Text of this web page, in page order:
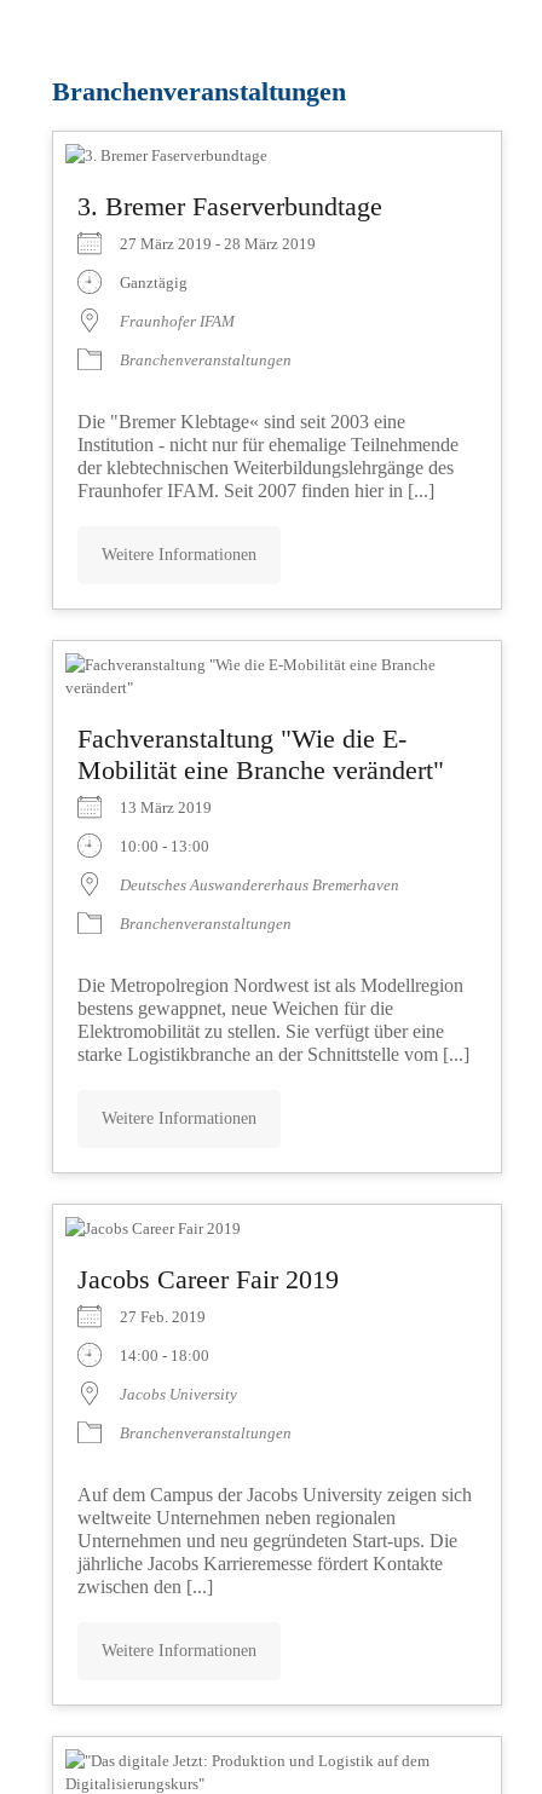
Branchenveranstaltungen
3. Bremer Faserverbundtage
27 März 2019 - 28 März 2019
Ganztägig
Fraunhofer IFAM
Branchenveranstaltungen
Die "Bremer Klebtage« sind seit 2003 eine
Institution - nicht nur für ehemalige Teilnehmende
der klebtechnischen Weiterbildungslehrgänge des
Fraunhofer IFAM. Seit 2007 finden hier in [...]
Weitere Informationen
Fachveranstaltung "Wie die E-
Mobilität eine Branche verändert"
13 März 2019
10:00 - 13:00
Deutsches Auswandererhaus Bremerhaven
Branchenveranstaltungen
Die Metropolregion Nordwest ist als Modellregion
bestens gewappnet, neue Weichen für die
Elektromobilität zu stellen. Sie verfügt über eine
starke Logistikbranche an der Schnittstelle vom [...]
Weitere Informationen
Jacobs Career Fair 2019
27 Feb. 2019
14:00 - 18:00
Jacobs University
Branchenveranstaltungen
Auf dem Campus der Jacobs University zeigen sich
weltweite Unternehmen neben regionalen
Unternehmen und neu gegründeten Start-ups. Die
jährliche Jacobs Karrieremesse fördert Kontakte
zwischen den [...]
Weitere Informationen